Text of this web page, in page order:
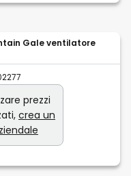
Gale ventilatore
prezzi
crea un